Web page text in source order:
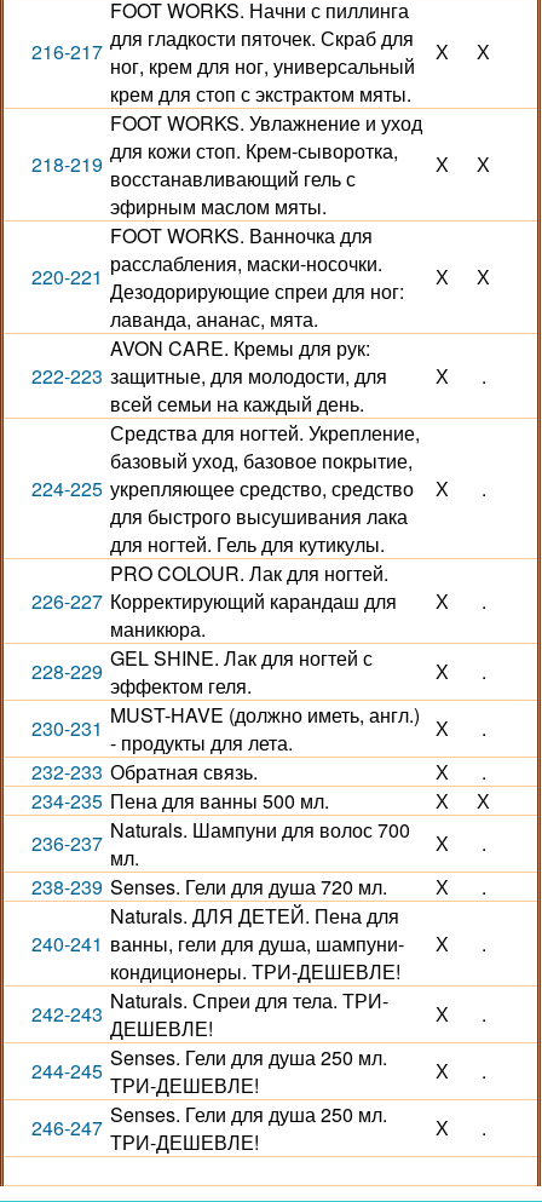
216-217
FOOT WORKS. Начни с пиллинга
для гладкости пяточек. Скраб для
ног, крем для ног, универсальный
крем для стоп с экстрактом мяты.
Х Х
218-219
FOOT WORKS. Увлажнение и уход
для кожи стоп. Крем-сыворотка,
восстанавливающий гель с
эфирным маслом мяты.
Х Х
220-221
FOOT WORKS. Ванночка для
расслабления, маски-носочки.
Дезодорирующие спреи для ног:
лаванда, ананас, мята.
Х Х
222-223
AVON CARE. Кремы для рук:
защитные, для молодости, для
всей семьи на каждый день.
Х .
224-225
Средства для ногтей. Укрепление,
базовый уход, базовое покрытие,
укрепляющее средство, средство
для быстрого высушивания лака
для ногтей. Гель для кутикулы.
Х .
226-227
PRO COLOUR. Лак для ногтей.
Корректирующий карандаш для
маникюра.
Х .
228-229 GEL SHINE. Лак для ногтей с
эффектом геля.
Х .
230-231 MUST-HAVE (должно иметь, англ.)
- продукты для лета.
Х
.
232-233 Обратная связь. Х
.
234-235 Пена для ванны 500 мл. Х
Х
236-237 Naturals. Шампуни для волос 700
мл.
Х
.
238-239 Senses. Гели для душа 720 мл. Х .
240-241
Naturals. ДЛЯ ДЕТЕЙ. Пена для
ванны, гели для душа, шампуни-
кондиционеры. ТРИ-ДЕШЕВЛЕ!
Х .
242-243 Naturals. Спреи для тела. ТРИ-
ДЕШЕВЛЕ!
Х .
244-245 Senses. Гели для душа 250 мл.
ТРИ-ДЕШЕВЛЕ!
Х .
246-247 Senses. Гели для душа 250 мл.
ТРИ-ДЕШЕВЛЕ!
Х .